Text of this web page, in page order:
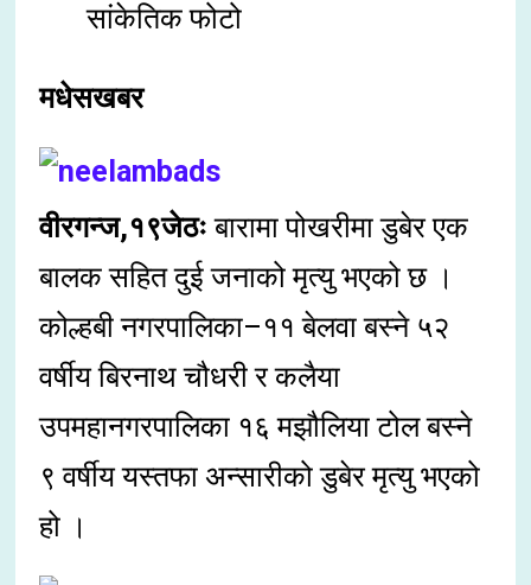
सांकेतिक फोटो
मधेसखबर
वीरगन्ज,१९जेठः बारामा पोखरीमा डुबेर एक
बालक सहित दुई जनाको मृत्यु भएको छ ।
कोल्हबी नगरपालिका–११ बेलवा बस्ने ५२
वर्षीय बिरनाथ चौधरी र कलैया
उपमहानगरपालिका १६ मझौलिया टोल बस्ने
९ वर्षीय यस्तफा अन्सारीको डुबेर मृत्यु भएको
हो ।